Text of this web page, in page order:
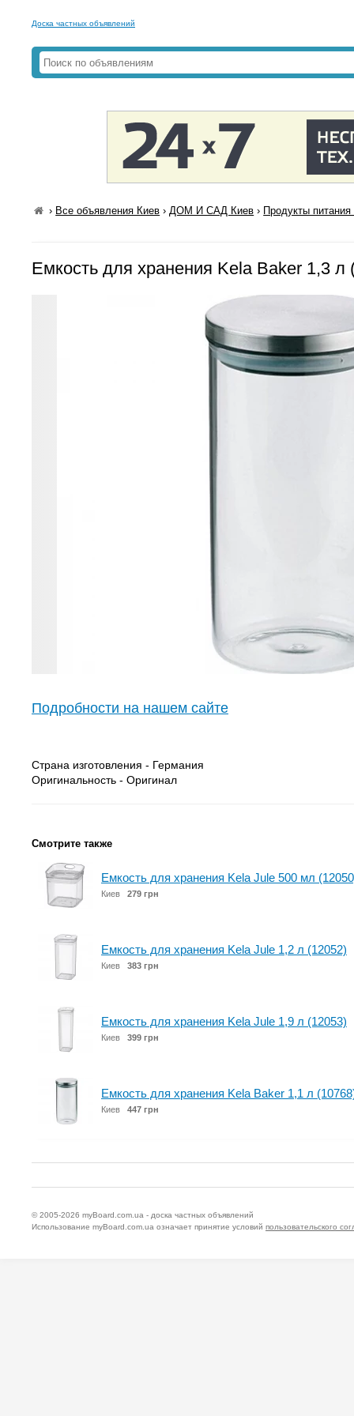
Доска частных объявлений
› Все объявления Киев ›ДОМ И САД Киев › Продукты
Емкость для хранения Kela Baker 1,3 л
Подробности на нашем сайте
Страна изготовления - Германия
Оригинальность - Оригинал
Смотрите также
Емкость для хранения Kela Jule 500 мл
Киев 279 грн
Емкость для хранения Kela Jule 1,2 л (12052)
Киев 383 грн
Емкость для хранения Kela Jule 1,9 л (12053)
Киев 399 грн
Емкость для хранения Kela Baker 1,1 л
Киев 447 грн
© 2005-2026 myBoard.com.ua - доска частных объявлений
Использование myBoard.com.ua означает принятие условий пользовательского